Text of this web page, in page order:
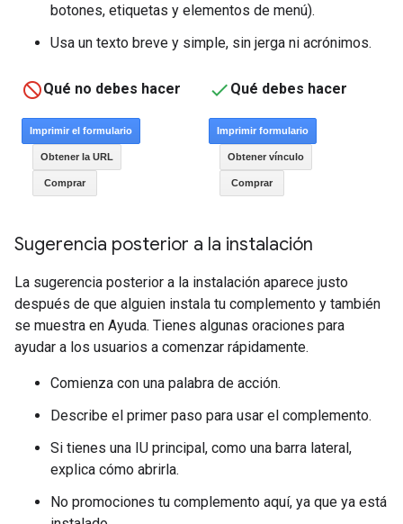
botones, etiquetas y elementos de menú).
Usa un texto breve y simple, sin jerga ni acrónimos.
Qué no debes hacer Qué debes hacer
Sugerencia posterior a la instalación
La sugerencia posterior a la instalación aparece justo
después de que alguien instala tu complemento y también
se muestra en Ayuda. Tienes algunas oraciones para
ayudar a los usuarios a comenzar rápidamente.
Comienza con una palabra de acción.
Describe el primer paso para usar el complemento.
Si tienes una IU principal, como una barra lateral,
explica cómo abrirla.
No promociones tu complemento aquí, ya que ya está